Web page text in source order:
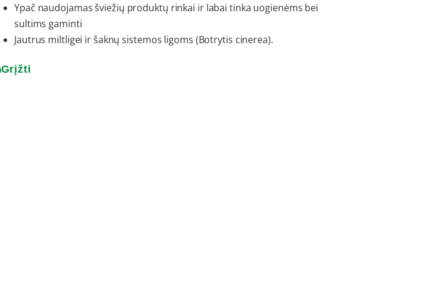
Ypač naudojamas šviežių produktų rinkai ir labai tinka uogienėms bei
sultims gaminti
Jautrus miltligei ir šaknų sistemos ligoms (Botrytis cinerea).
Grįžti